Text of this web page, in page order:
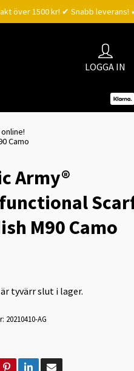
över 1500 kr! ✔ Snabb leverans!
LOGGA IN
Camo
Army®
M90 Camo
tyvärr slut i lager.
20210410-AG